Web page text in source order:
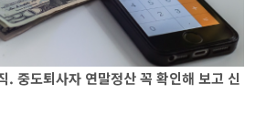
. 중도퇴사자 연말정산 꼭 확인해 보고 신